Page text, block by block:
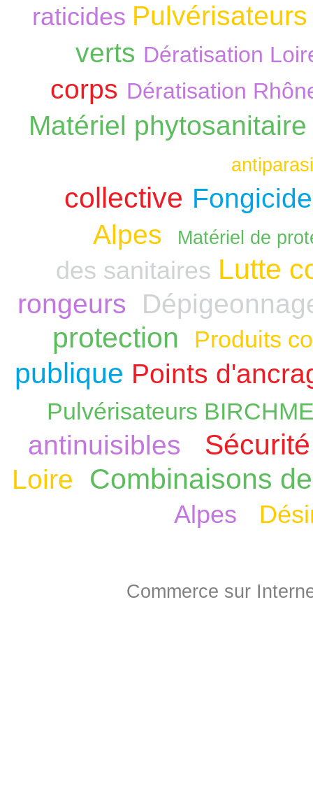
raticides Pulvérisateurs
verts Dératisation
corps Dératisation
Matériel
collective
Alpes
Matériel de
des sanitaires Lutte
rongeurs
protection Produits
publique Points
Pulvérisateurs
antinuisibles
Loire Combinaisons
Alpes
Commerce sur